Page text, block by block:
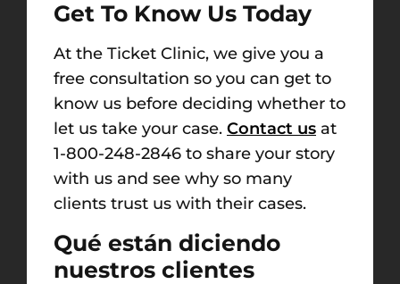
Get To Know Us Today
At the Ticket Clinic, we give you a
free consultation so you can get to
know us before deciding whether to
let us take your case. Contact us at
1-800-248-2846 to share your story
with us and see why so many
clients trust us with their cases.
Qué están diciendo
nuestros clientes